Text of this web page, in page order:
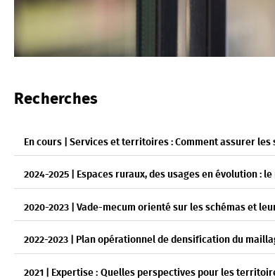
Recherches
En cours | Services et territoires : Comment assurer
2024-2025 | Espaces ruraux, des usages en évolution :
2020-2023 | Vade-mecum orienté sur les schémas et
2022-2023 | Plan opérationnel de densification du
2021 | Expertise : Quelles perspectives pour les